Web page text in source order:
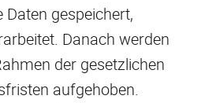
Daten gespeichert,
Danach werden
der gesetzlichen
aufgehoben.